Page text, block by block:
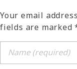
Your email
fields are marked